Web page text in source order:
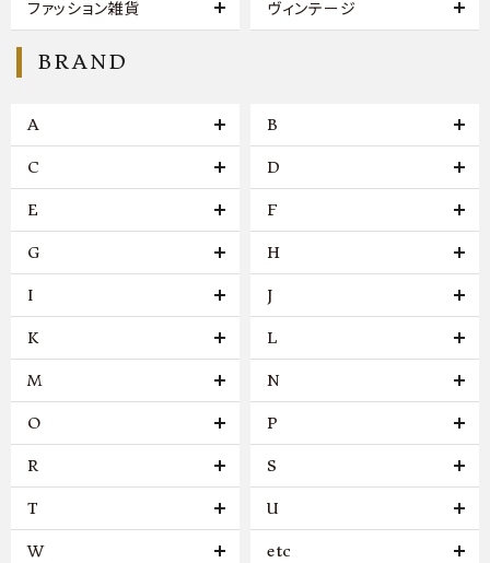
ファッション雑貨 ヴィンテージ
BRAND
A B
C D
E F
G H
I J
K L
M N
O P
R S
T U
W etc